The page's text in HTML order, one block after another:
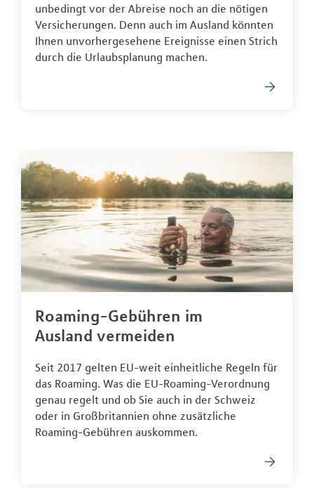
unbedingt vor der Abreise noch an die nötigen
Versicherungen. Denn auch im Ausland könnten
Ihnen unvorhergesehene Ereignisse einen Strich
durch die Urlaubsplanung machen.
Roaming-Gebühren im
Ausland vermeiden
Seit 2017 gelten EU-weit einheitliche Regeln für
das Roaming. Was die EU-Roaming-Verordnung
genau regelt und ob Sie auch in der Schweiz
oder in Großbritannien ohne zusätzliche
Roaming-Gebühren auskommen.